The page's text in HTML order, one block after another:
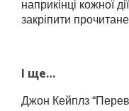
наприкінці кожної
закріпити
І ще…
Джон Кейплз